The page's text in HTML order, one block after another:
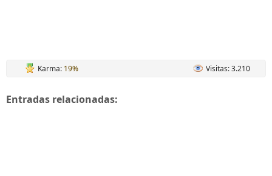
Karma: 19% Visitas: 3.210
Entradas relacionadas: